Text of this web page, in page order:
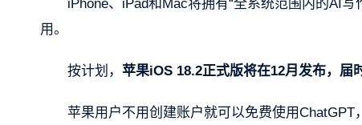
iPhone、iPad和Mac将拥有“全系统范围内的AI
用。
按计划， 苹果iOS 18.2正式版将在12月发布，届
苹果用户不用创建账户就可以免费使用ChatGPT